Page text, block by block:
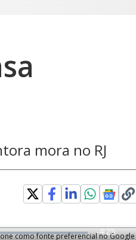
mora no RJ
como fonte preferencial no Google
R
-4:25